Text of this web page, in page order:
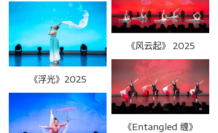
《浮光》2025
《风云起》 2025
《Entangled 缠》